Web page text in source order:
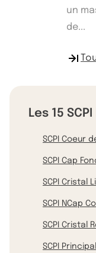
un
de...
Les 15
SCPI Coeur
SCPI Cap
SCPI Cristal
SCPI NCap
SCPI Cristal
SCPI